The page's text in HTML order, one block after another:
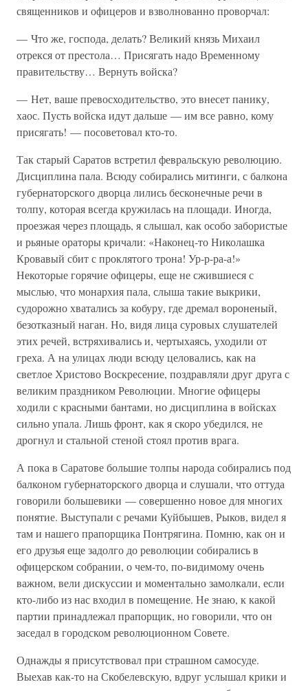
священников и офицеров и взволнованно проворчал:
— Что же, господа, делать? Великий князь Михаил
отрекся от престола… Присягать надо Временному
правительству… Вернуть войска?
— Нет, ваше превосходительство, это внесет панику,
хаос. Пусть войска идут дальше — им все равно, кому
присягать! — посоветовал кто-то.
Так старый Саратов встретил февральскую революцию.
Дисциплина пала. Всюду собирались митинги, с балкона
губернаторского дворца лились бесконечные речи в
толпу, которая всегда кружилась на площади. Иногда,
проезжая через площадь, я слышал, как особо забористые
и рьяные ораторы кричали: «Наконец-то Николашка
Кровавый сбит с проклятого трона! Ур-р-ра-а!»
Некоторые горячие офицеры, еще не сжившиеся с
мыслью, что монархия пала, слыша такие выкрики,
судорожно хватались за кобуру, где дремал вороненый,
безотказный наган. Но, видя лица суровых слушателей
этих речей, встряхивались и, чертыхаясь, уходили от
греха. А на улицах люди всюду целовались, как на
светлое Христово Воскресение, поздравляли друг друга с
великим праздником Революции. Многие офицеры
ходили с красными бантами, но дисциплина в войсках
сильно упала. Лишь фронт, как я скоро убедился, не
дрогнул и стальной стеной стоял против врага.
А пока в Саратове большие толпы народа собирались под
балконом губернаторского дворца и слушали, что оттуда
говорили большевики — совершенно новое для многих
понятие. Выступали с речами Куйбышев, Рыков, видел я
там и нашего прапорщика Понтрягина. Помню, как он и
его друзья еще задолго до революции собирались в
офицерском собрании, о чем-то, по-видимому очень
важном, вели дискуссии и моментально замолкали, если
кто-либо из нас входил в помещение. Не знаю, к какой
партии принадлежал прапорщик, но говорили, что он
заседал в городском революционном Совете.
Однажды я присутствовал при страшном самосуде.
Выехав как-то на Скобелевскую, вдруг услышал крики и